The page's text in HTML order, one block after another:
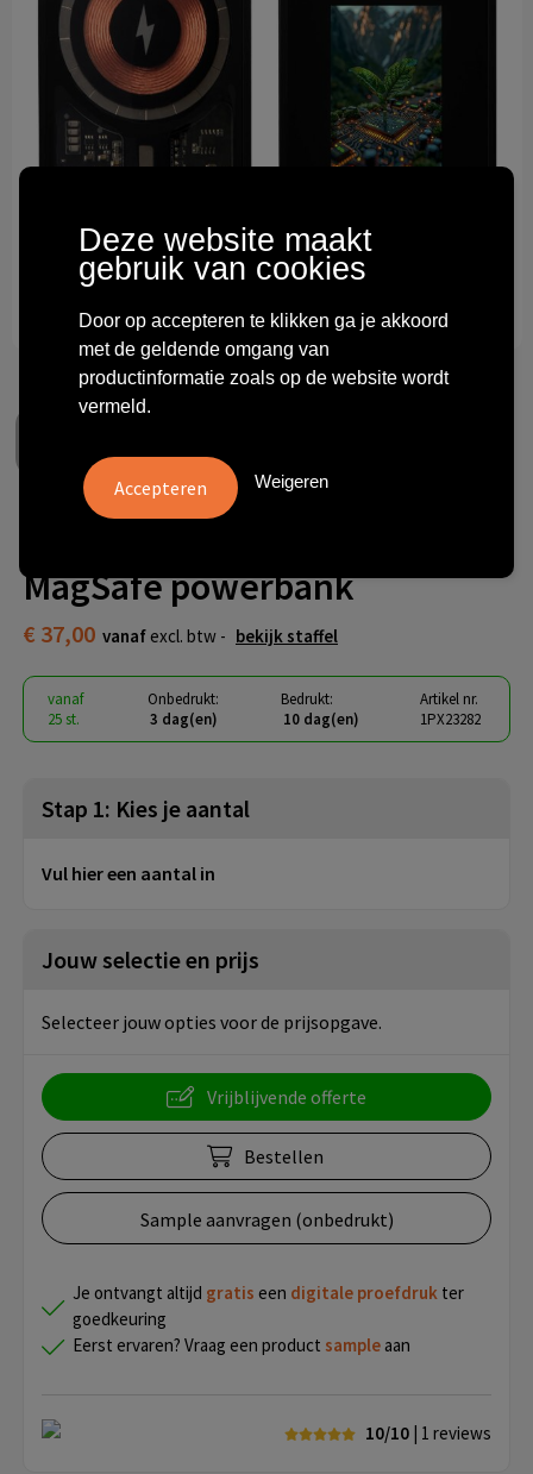
Technologie & gadgets
Themageschenken
Overig
MagSafe powerbank
€ 37,00 vanaf excl. btw - bekijk staffel
vanaf
25 st.
Onbedrukt:
3 dag(en)
Bedrukt:
10 dag(en)
Artikel nr.
1PX23282
Stap 1: Kies je aantal
Vul hier een aantal in
Jouw selectie en prijs
Selecteer jouw opties voor de prijsopgave.
Vrijblijvende offerte
Bestellen
Sample aanvragen (onbedrukt)
Je ontvangt altijd gratis een digitale proefdruk ter
goedkeuring
Eerst ervaren? Vraag een product sample aan
10/10 | 1 reviews
Deze website maakt
gebruik van cookies
Door op accepteren te klikken ga je akkoord
met de geldende omgang van
productinformatie zoals op de website wordt
vermeld.
Weigeren